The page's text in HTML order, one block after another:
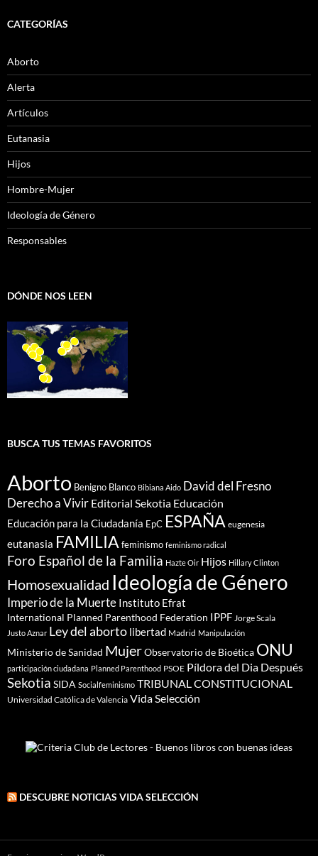
CATEGORÍAS
Aborto
Alerta
Artículos
Eutanasia
Hijos
Hombre-Mujer
Ideología de Género
Responsables
DÓNDE NOS LEEN
BUSCA TUS TEMAS FAVORITOS
Aborto Benigno Blanco Bibiana Aido David del Fresno
Derecho a Vivir Editorial Sekotia Educación
Educación para la Ciudadanía EpC ESPAÑA eugenesia
eutanasia FAMILIA feminismo feminismo radical
Foro Español de la Familia Hazte Oir Hijos Hillary Clinton
Homosexualidad Ideología de Género
Imperio de la Muerte Instituto Efrat
International Planned Parenthood Federation IPPF Jorge Scala
Justo Aznar Ley del aborto libertad Madrid Manipulación
Ministerio de Sanidad MujerObservatorio de Bioética ONU
participación ciudadana Planned Parenthood PSOE Píldora del Dia Después
Sekotia SIDA Socialfeminismo TRIBUNAL CONSTITUCIONAL
Universidad Católica de Valencia Vida Selección
DESCUBRE NOTICIAS VIDA SELECCIÓN